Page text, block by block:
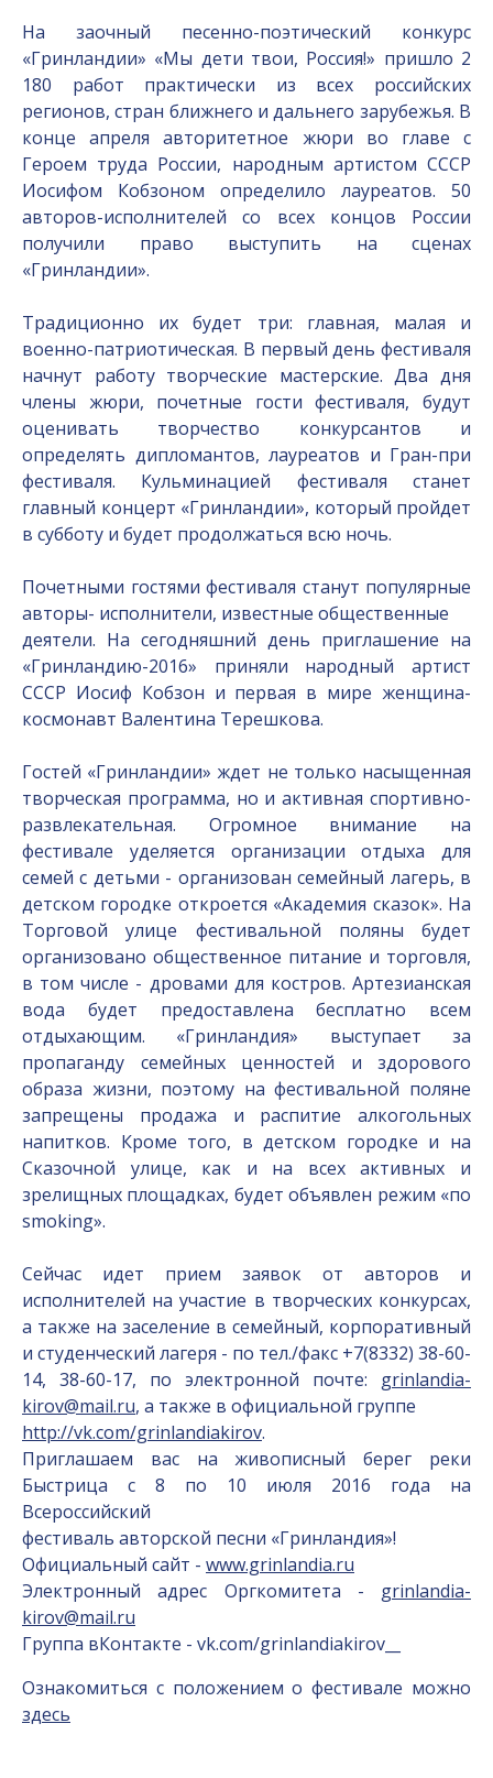
На заочный песенно-поэтический конкурс
«Гринландии» «Мы дети твои, Россия!» пришло 2
180 работ практически из всех российских
регионов, стран ближнего и дальнего зарубежья. В
конце апреля авторитетное жюри во главе с
Героем труда России, народным артистом СССР
Иосифом Кобзоном определило лауреатов. 50
авторов-исполнителей со всех концов России
получили право выступить на сценах
«Гринландии».
Традиционно их будет три: главная, малая и
военно-патриотическая. В первый день фестиваля
начнут работу творческие мастерские. Два дня
члены жюри, почетные гости фестиваля, будут
оценивать творчество конкурсантов и
определять дипломантов, лауреатов и Гран-при
фестиваля. Кульминацией фестиваля станет
главный концерт «Гринландии», который пройдет
в субботу и будет продолжаться всю ночь.
Почетными гостями фестиваля станут популярные
авторы- исполнители, известные общественные
деятели. На сегодняшний день приглашение на
«Гринландию-2016» приняли народный артист
СССР Иосиф Кобзон и первая в мире женщина-
космонавт Валентина Терешкова.
Гостей «Гринландии» ждет не только насыщенная
творческая программа, но и активная спортивно-
развлекательная. Огромное внимание на
фестивале уделяется организации отдыха для
семей с детьми - организован семейный лагерь, в
детском городке откроется «Академия сказок». На
Торговой улице фестивальной поляны будет
организовано общественное питание и торговля,
в том числе - дровами для костров. Артезианская
вода будет предоставлена бесплатно всем
отдыхающим. «Гринландия» выступает за
пропаганду семейных ценностей и здорового
образа жизни, поэтому на фестивальной поляне
запрещены продажа и распитие алкогольных
напитков. Кроме того, в детском городке и на
Сказочной улице, как и на всех активных и
зрелищных площадках, будет объявлен режим «по
smoking».
Сейчас идет прием заявок от авторов и
исполнителей на участие в творческих конкурсах,
а также на заселение в семейный, корпоративный
и студенческий лагеря - по тел./факс +7(8332) 38-60-
14, 38-60-17, по электронной почте: grinlandia-
kirov@mail.ru, а также в официальной группе
http://vk.com/grinlandiakirov.
Приглашаем вас на живописный берег реки
Быстрица с 8 по 10 июля 2016 года на
Всероссийский
фестиваль авторской песни «Гринландия»!
Официальный сайт - www.grinlandia.ru
Электронный адрес Оргкомитета - grinlandia-
kirov@mail.ru
Группа вКонтакте - vk.com/grinlandiakirov__
Ознакомиться с положением о фестивале можно
здесь